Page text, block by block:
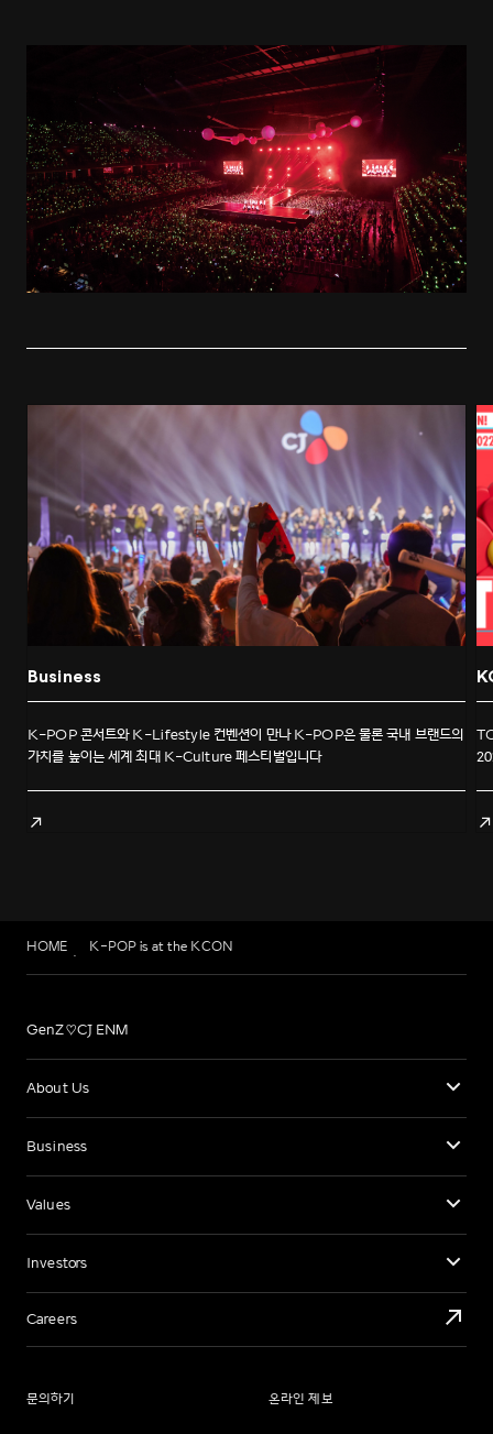
Business
K-POP 콘서트와 K-Lifestyle 컨벤션이 만나 K-POP은 물론 국내 브랜드의
가치를 높이는 세계 최대 K-Culture 페스티벌입니다
HOME K-POP is at the KCON
GenZ♡CJ ENM
About Us
Business
Values
Investors
Careers
문의하기 온라인 제보